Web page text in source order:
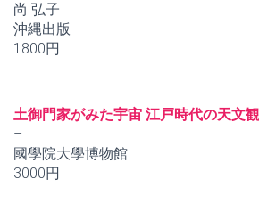
尚 弘子
沖縄出版
1800円
土御門家がみた宇宙 江戸時代の天文観
–
國學院大學博物館
3000円